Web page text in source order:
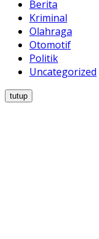
Berita
Kriminal
Olahraga
Otomotif
Politik
Uncategorized
tutup